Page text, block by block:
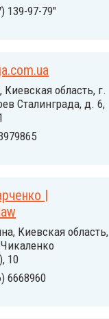
139-97-79"
Киевская область, г.
Сталинграда, д. 6,
|
Киевская область,
10
6668960